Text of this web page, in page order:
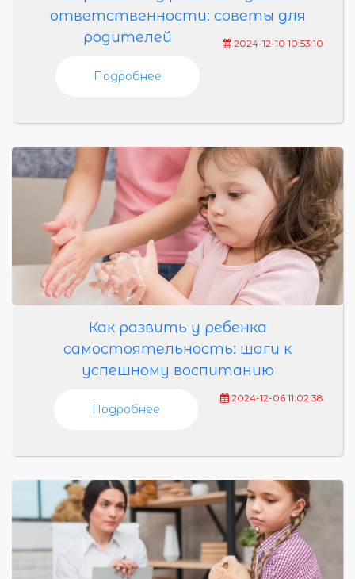
ответственности: советы для
родителей
2024-12-10 10:53:10
Подробнее
Как развить у ребенка
самостоятельность: шаги к
успешному воспитанию
2024-12-06 11:02:38
Подробнее